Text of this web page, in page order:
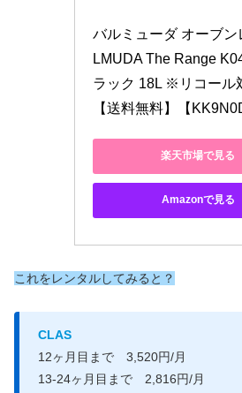
バルミューダ オーブン
LMUDA The Range
ラック 18L ※リコール
【送料無料】【
楽天市場で見る
Amazonで見る
これをレンタルしてみると？
CLAS
12ヶ月目まで 3,520円/月
13-24ヶ月目まで 2,816円/月